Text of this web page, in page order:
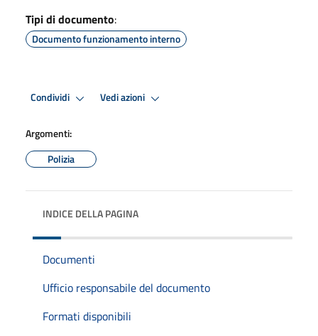
Tipi di documento:
Documento funzionamento interno
Condividi Vedi azioni
Argomenti:
Polizia
INDICE DELLA PAGINA
Documenti
Ufficio responsabile del documento
Formati disponibili